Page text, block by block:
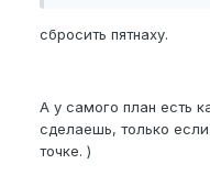
сбросить пятнаху.
А у самого план есть
сделаешь, только
точке. )